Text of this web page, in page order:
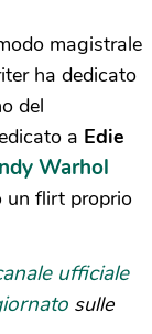
magistrale
ha dedicato
del
a Edie
Warhol
un flirt proprio
ufficiale
sulle